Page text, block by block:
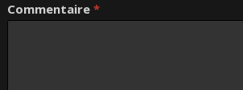
Commentaire *